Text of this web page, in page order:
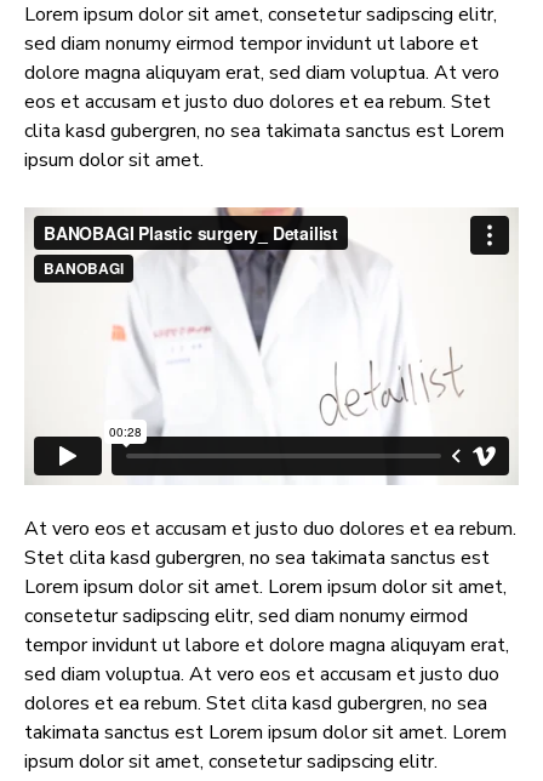
Lorem ipsum dolor sit amet, consetetur sadipscing elitr,
sed diam nonumy eirmod tempor invidunt ut labore et
dolore magna aliquyam erat, sed diam voluptua. At vero
eos et accusam et justo duo dolores et ea rebum. Stet
clita kasd gubergren, no sea takimata sanctus est Lorem
ipsum dolor sit amet.
At vero eos et accusam et justo duo dolores et ea rebum.
Stet clita kasd gubergren, no sea takimata sanctus est
Lorem ipsum dolor sit amet. Lorem ipsum dolor sit amet,
consetetur sadipscing elitr, sed diam nonumy eirmod
tempor invidunt ut labore et dolore magna aliquyam erat,
sed diam voluptua. At vero eos et accusam et justo duo
dolores et ea rebum. Stet clita kasd gubergren, no sea
takimata sanctus est Lorem ipsum dolor sit amet. Lorem
ipsum dolor sit amet, consetetur sadipscing elitr.